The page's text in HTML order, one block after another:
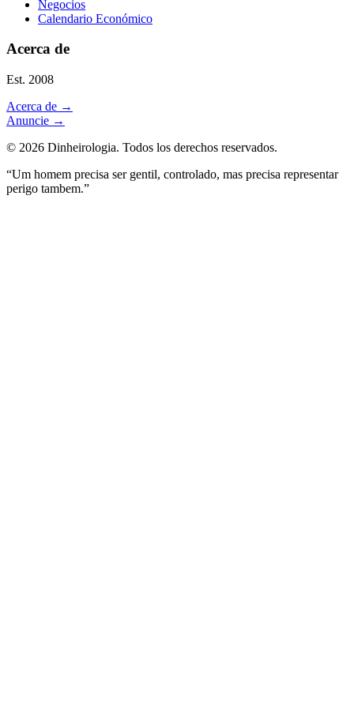
Negocios
Calendario Económico
Acerca de
Est. 2008
Acerca de →
Anuncie →
© 2026 Dinheirologia. Todos los derechos reservados.
“Um homem precisa ser gentil, controlado, mas precisa representar
perigo tambem.”